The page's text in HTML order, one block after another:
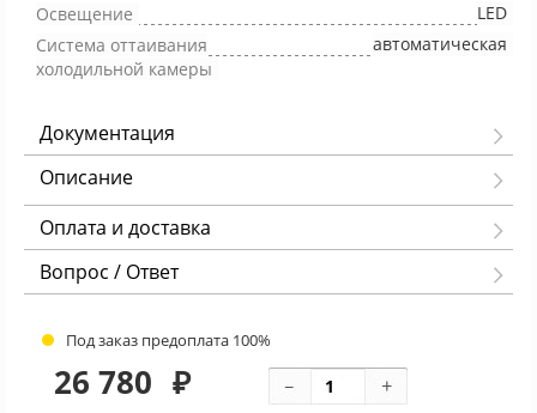
Освещение
LED
Система оттаивания
холодильной камеры
автоматическая
Документация
Описание
Оплата и доставка
Вопрос / Ответ
Под заказ предоплата 100%
26 780 ₽